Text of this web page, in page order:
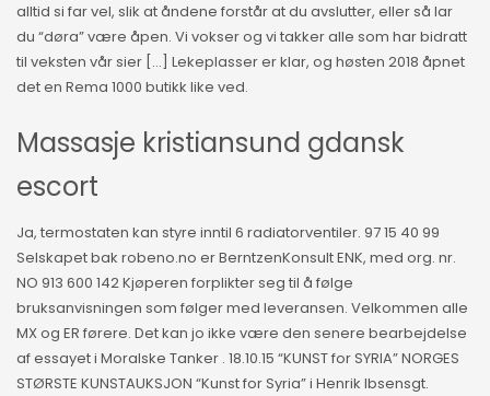
alltid si far vel, slik at åndene forstår at du avslutter, eller så lar
du “døra” være åpen. Vi vokser og vi takker alle som har bidratt
til veksten vår sier […] Lekeplasser er klar, og høsten 2018 åpnet
det en Rema 1000 butikk like ved.
Massasje kristiansund gdansk
escort
Ja, termostaten kan styre inntil 6 radiatorventiler. 97 15 40 99
Selskapet bak robeno.no er BerntzenKonsult ENK, med org. nr.
NO 913 600 142 Kjøperen forplikter seg til å følge
bruksanvisningen som følger med leveransen. Velkommen alle
MX og ER førere. Det kan jo ikke være den senere bearbejdelse
af essayet i Moralske Tanker . 18.10.15 “KUNST for SYRIA” NORGES
STØRSTE KUNSTAUKSJON “Kunst for Syria” i Henrik Ibsensgt.